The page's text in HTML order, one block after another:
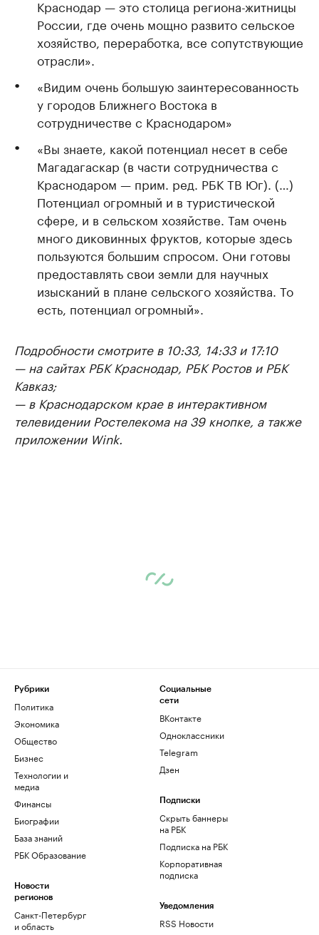
Краснодар — это столица региона-житницы
России, где очень мощно развито сельское
хозяйство, переработка, все сопутствующие
отрасли».
«Видим очень большую заинтересованность
у городов Ближнего Востока в
сотрудничестве с Краснодаром»
«Вы знаете, какой потенциал несет в себе
Магадагаскар (в части сотрудничества с
Краснодаром — прим. ред. РБК ТВ Юг). (…)
Потенциал огромный и в туристической
сфере, и в сельском хозяйстве. Там очень
много диковинных фруктов, которые здесь
пользуются большим спросом. Они готовы
предоставлять свои земли для научных
изысканий в плане сельского хозяйства. То
есть, потенциал огромный».
Подробности смотрите в 10:33, 14:33 и 17:10
— на сайтах РБК Краснодар, РБК Ростов и РБК
Кавказ;
— в Краснодарском крае в интерактивном
телевидении Ростелекома на 39 кнопке, а также
приложении Wink.
Рубрики
Политика
Экономика
Общество
Бизнес
Технологии и
медиа
Финансы
Биографии
База знаний
РБК Образование
Новости
регионов
Санкт-Петербург
и область
Социальные
сети
ВКонтакте
Одноклассники
Telegram
Дзен
Подписки
Скрыть баннеры
на РБК
Подписка на РБК
Корпоративная
подписка
Уведомления
RSS Новости